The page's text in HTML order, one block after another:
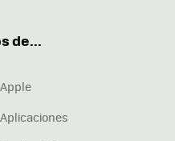
de...
Apple
Aplicaciones